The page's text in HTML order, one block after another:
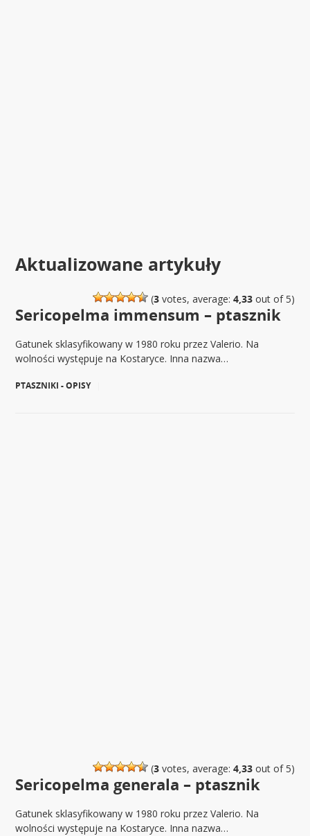
Aktualizowane artykuły
(3votes, average: 4,33out of 5)
Sericopelma immensum – ptasznik
Gatunek sklasyfikowany w 1980 roku przez Valerio. Na
wolności występuje na Kostaryce. Inna nazwa…
PTASZNIKI - OPISY
(3votes, average: 4,33out of 5)
Sericopelma generala – ptasznik
Gatunek sklasyfikowany w 1980 roku przez Valerio. Na
wolności występuje na Kostaryce. Inna nazwa…